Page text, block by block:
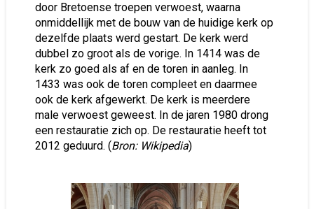
door Bretoense troepen verwoest, waarna
onmiddellijk met de bouw van de huidige kerk op
dezelfde plaats werd gestart. De kerk werd
dubbel zo groot als de vorige. In 1414 was de
kerk zo goed als af en de toren in aanleg. In
1433 was ook de toren compleet en daarmee
ook de kerk afgewerkt. De kerk is meerdere
male verwoest geweest. In de jaren 1980 drong
een restauratie zich op. De restauratie heeft tot
2012 geduurd. (Bron: Wikipedia)